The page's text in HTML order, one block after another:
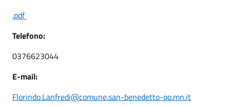
.pdf
Telefono:
0376623044
E-mail:
Florindo.Lanfredi@comune.san-benedetto-po.mn.it